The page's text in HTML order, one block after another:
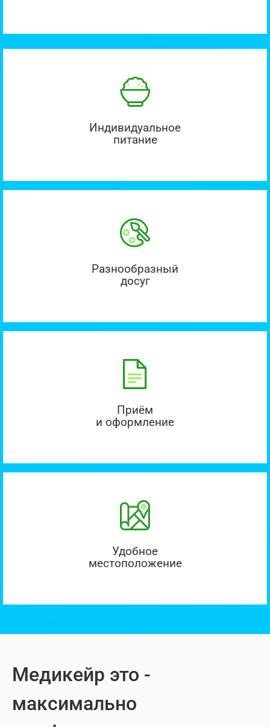
Индивидуальное
питание
Разнообразный
досуг
Приём
и оформление
Удобное
местоположение
Медикейр это -
максимально